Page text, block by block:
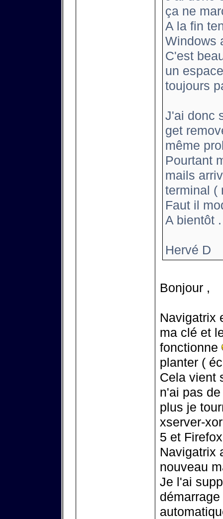
ça ne
A la fin
Windows
C'est
un
toujours
J'ai donc
get
même
Pourtant
mails
terminal (
Faut il
A bientôt .
Hervé D
Bonjour ,
Navigatrix
ma clé et
fonctionne
planter (
Cela vient
n'ai pas
plus je
xserver-
5 et
Navigatrix
nouveau
Je l'ai